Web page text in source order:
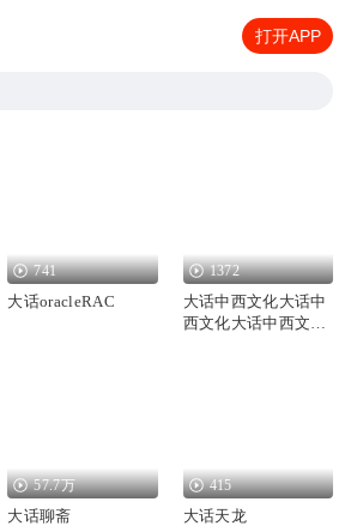
打开APP
741
大话oracleRAC
1372
大话中西文化大话中
西文化大话中西文化
57.7万
大话聊斋
415
大话天龙